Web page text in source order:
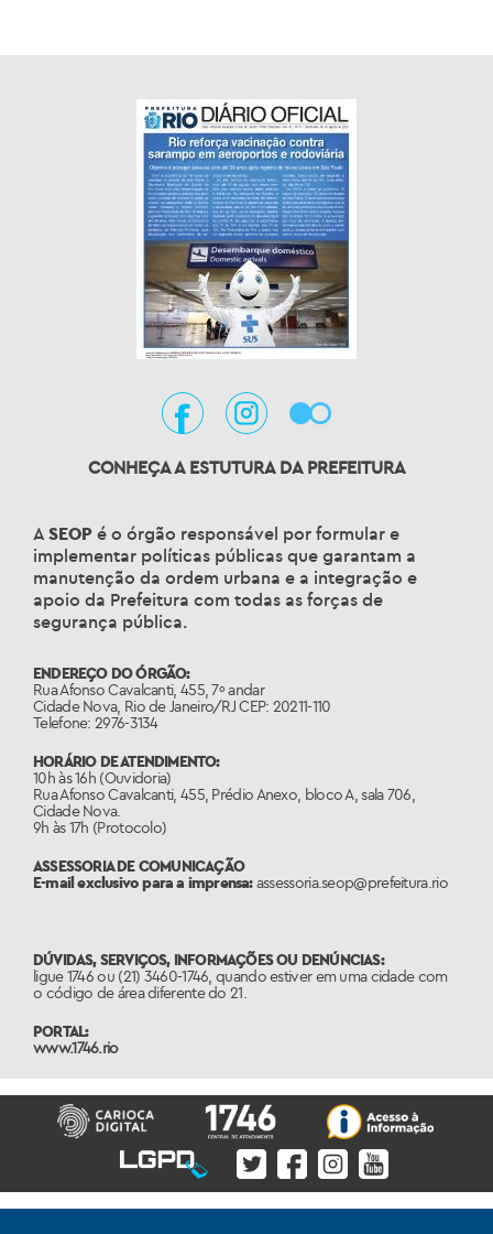
CONHEÇA A ESTUTURA DA PREFEITURA
A SEOP é o órgão responsável por formular e
implementar políticas públicas que garantam a
manutenção da ordem urbana e a integração e
apoio da Prefeitura com todas as forças de
segurança pública.
ENDEREÇO DO ÓRGÃO:
Rua Afonso Cavalcanti, 455, 7º andar
Cidade Nova, Rio de Janeiro/RJ CEP: 20211-110
Telefone: 2976-3134
HORÁRIO DE ATENDIMENTO:
10h às 16h (Ouvidoria)
Rua Afonso Cavalcanti, 455, Prédio Anexo, bloco A, sala 706,
Cidade Nova.
9h às 17h (Protocolo)
ASSESSORIA DE COMUNICAÇÃO
E-mail exclusivo para a imprensa:assessoria.seop@prefeitura.rio
DÚVIDAS, SERVIÇOS, INFORMAÇÕES OU DENÚNCIAS:
ligue 1746 ou (21) 3460-1746, quando estiver em uma cidade com
o código de área diferente do 21.
PORTAL:
www.1746.rio